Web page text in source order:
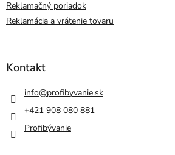
Reklamačný poriadok
Reklamácia a vrátenie tovaru
Kontakt
info@profibyvanie.sk
+421 908 080 881
Profibývanie